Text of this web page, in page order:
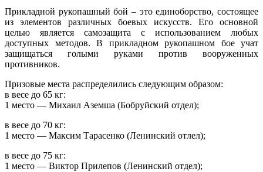
Прикладной рукопашный бой – это единоборство, состоящее
из элементов различных боевых искусств. Его основной
целью является самозащита с использованием любых
доступных методов. В прикладном рукопашном бое учат
защищаться голыми руками против вооруженных
противников.
Призовые места распределились следующим образом:
в весе до 65 кг:
1 место — Михаил Аземша (Бобруйский отдел);
в весе до 70 кг:
1 место — Максим Тарасенко (Ленинский отлел);
в весе до 75 кг:
1 место — Виктор Прилепов (Ленинский отдел);